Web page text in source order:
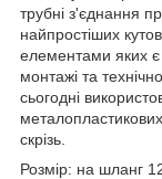
трубні з'єднання
найпростіших
елементами яких є
монтажі та
сьогодні
скрізь.
Розмір: на шланг